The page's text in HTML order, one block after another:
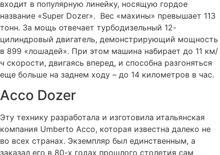
входит в популярную линейку, носящую гордое
название «Super Dozer». Вес «махины» превышает 113
тонн. За мощь отвечает турбодизельный 12-
цилиндровый двигатель, демонстрирующий мощность
в 899 «лошадей». При этом машина набирает до 11 км/
ч скорости, двигаясь вперед, и способна разгоняться
еще больше на заднем ходу – до 14 километров в час.
Acco Dozer
Эту технику разработала и изготовила итальянская
компания Umberto Acco, которая известна далеко не
во всех странах. Экземпляр был единственным, а
заказал его в 80-х годах прошлого столетия сам